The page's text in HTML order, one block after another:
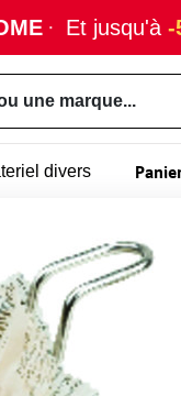
· Et jusqu'à -
une marque...
divers